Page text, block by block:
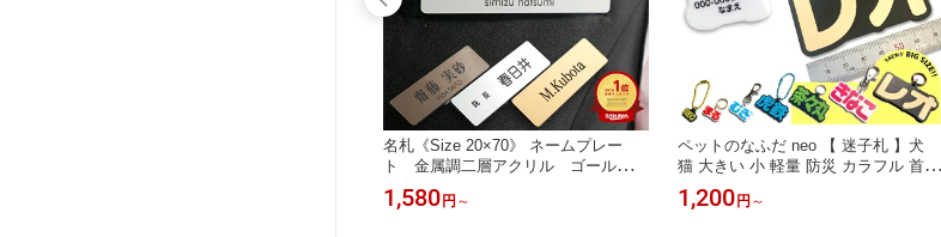
名札《Size 20×70》 ネームプレー
ト 金属調二層アクリル ゴールド
シルバー ブロンズ
1,580 円 ～
ペットのなふだ neo 【 迷子札 】犬
猫 大きい 小 軽量 防災 カラフル 首輪
ハーネス 両面
1,200 円 ～